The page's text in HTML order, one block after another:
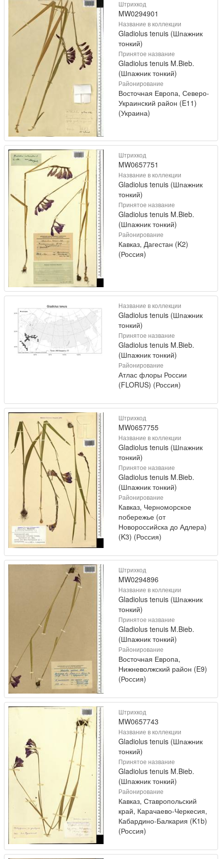
Штрихкод
MW0294901
Название в коллекции
Gladiolus tenuis (Шпажник
тонкий)
Принятое название
Gladiolus tenuis M.Bieb.
(Шпажник тонкий)
Районирование
Восточная Европа, Северо-
Украинский район (E11)
(Украина)
Штрихкод
MW0657751
Название в коллекции
Gladiolus tenuis (Шпажник
тонкий)
Принятое название
Gladiolus tenuis M.Bieb.
(Шпажник тонкий)
Районирование
Кавказ, Дагестан (K2)
(Россия)
Название в коллекции
Gladiolus tenuis (Шпажник
тонкий)
Принятое название
Gladiolus tenuis M.Bieb.
(Шпажник тонкий)
Районирование
Атлас флоры России
(FLORUS) (Россия)
Штрихкод
MW0657755
Название в коллекции
Gladiolus tenuis (Шпажник
тонкий)
Принятое название
Gladiolus tenuis M.Bieb.
(Шпажник тонкий)
Районирование
Кавказ, Черноморское
побережье (от
Новороссийска до Адлера)
(K3) (Россия)
Штрихкод
MW0294896
Название в коллекции
Gladiolus tenuis (Шпажник
тонкий)
Принятое название
Gladiolus tenuis M.Bieb.
(Шпажник тонкий)
Районирование
Восточная Европа,
Нижневолжский район (E9)
(Россия)
Штрихкод
MW0657743
Название в коллекции
Gladiolus tenuis (Шпажник
тонкий)
Принятое название
Gladiolus tenuis M.Bieb.
(Шпажник тонкий)
Районирование
Кавказ, Ставропольский
край, Карачаево-Черкесия,
Кабардино-Балкария (K1b)
(Россия)